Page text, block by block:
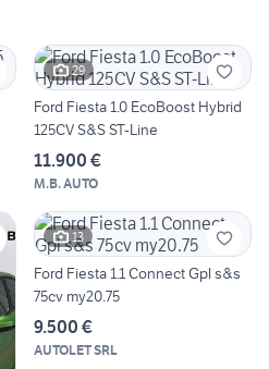
29
Ford Fiesta 1.0 EcoBoost Hybrid
125CV S&S ST-Line
11.900 €
M.B. AUTO
13
Ford Fiesta 1.1 Connect Gpl s&s
75cv my20.75
9.500 €
AUTOLET SRL